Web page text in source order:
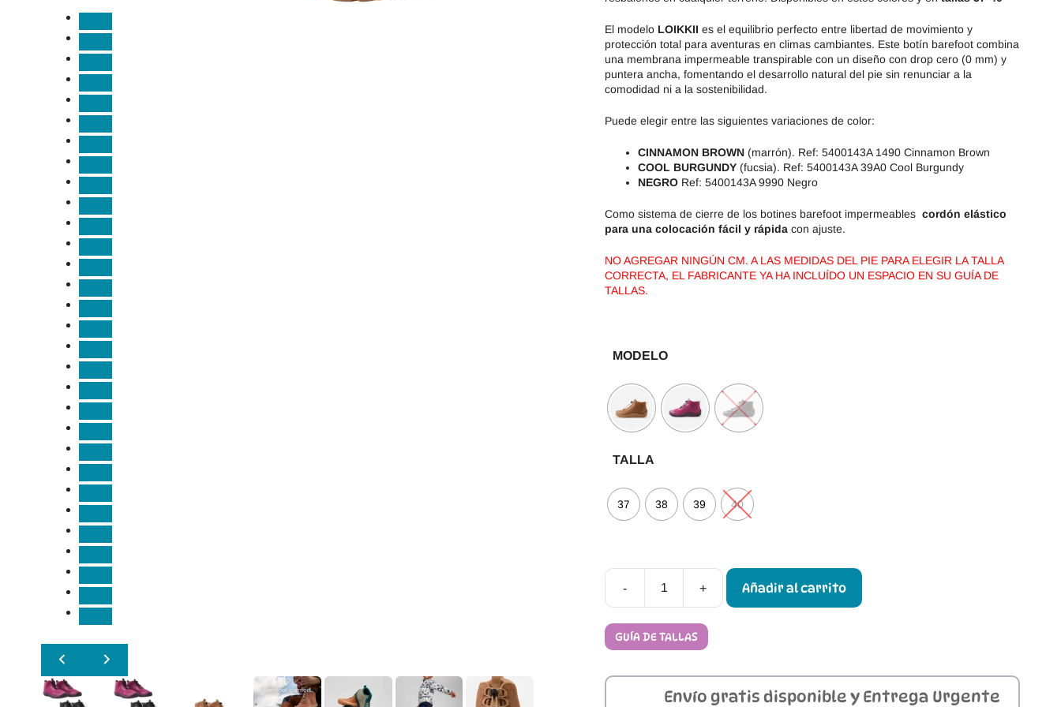
El modelo LOIKKII es el equilibrio perfecto entre libertad de movimiento y
protección total para aventuras en climas cambiantes. Este botín barefoot combina
una membrana impermeable transpirable con un diseño con drop cero (0 mm) y
puntera ancha, fomentando el desarrollo natural del pie sin renunciar a la
comodidad ni a la sostenibilidad.
Puede elegir entre las siguientes variaciones de color:
CINNAMON BROWN (marrón). Ref: 5400143A 1490 Cinnamon Brown
COOL BURGUNDY (fucsia). Ref: 5400143A 39A0 Cool Burgundy
NEGRO Ref: 5400143A 9990 Negro
Como sistema de cierre de los botines barefoot impermeables cordón elástico
para una colocación fácil y rápida con ajuste.
NO AGREGAR NINGÚN CM. A LAS MEDIDAS DEL PIE PARA ELEGIR LA TALLA
CORRECTA, EL FABRICANTE YA HA INCLUÍDO UN ESPACIO EN SU GUÍA DE
TALLAS.
MODELO
TALLA
37 38 39 40
-
Botines
Barefoot
Impermeables
ReimaTec
LOIKKII
+ Añadir al carrito
GUÍA DE TALLAS
Envío gratis disponible y Entrega Urgente